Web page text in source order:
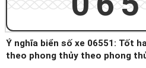
Ý nghĩa biển số xe 06551: Tốt
theo phong thủy theo phong